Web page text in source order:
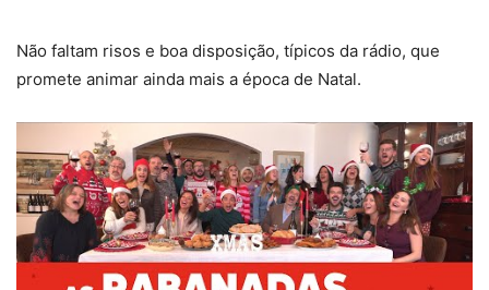
Não faltam risos e boa disposição, típicos da rádio, que
promete animar ainda mais a época de Natal.